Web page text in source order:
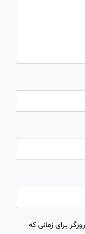
برای زمانی که